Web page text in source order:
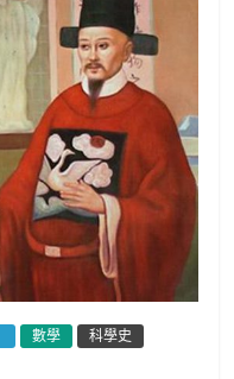
數學 科學史